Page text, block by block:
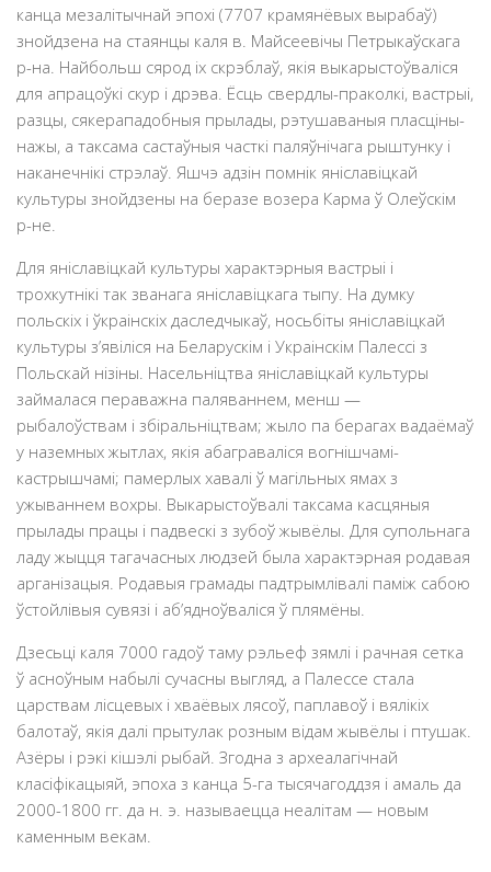
канца мезалітычнай эпохі (7707 крамянёвых вырабаў)
знойдзена на стаянцы каля в. Майсеевічы Петрыкаўскага
р-на. Найбольш сярод іх скрэблаў, якія выкарыстоўваліся
для апрацоўкі скур і дрэва. Ёсць свердлы-праколкі, вастрыі,
разцы, сякерападобныя прылады, рэтушаваныя пласціны-
нажы, а таксама састаўныя часткі паляўнічага рыштунку і
наканечнікі стрэлаў. Яшчэ адзін помнік яніславіцкай
культуры знойдзены на беразе возера Карма ў Олеўскім
р-не.
Для янiславiцкай культуры характэрныя вастрыi i
трохкутнiкi так званага янiславiцкага тыпу. На думку
польскiх i ўкраiнскiх даследчыкаў, носьбiты янiславiцкай
культуры з’явiлiся на Беларускiм i Украiнскiм Палессi з
Польскай нiзiны. Насельнiцтва янiславiцкай культуры
займалася пераважна паляваннем, менш —
рыбалоўствам i збiральнiцтвам; жыло па берагах вадаёмаў
у наземных жытлах, якiя абагравалiся вогнiшчамi-
кастрышчамi; памерлых хавалi ў магiльных ямах з
ужываннем вохры. Выкарыстоўвалi таксама касцяныя
прылады працы i падвескi з зубоў жывёлы. Для супольнага
ладу жыцця тагачасных людзей была характэрная родавая
арганізацыя. Родавыя грамады падтрымлівалі паміж сабою
ўстойлівыя сувязі і аб’ядноўваліся ў плямёны.
Дзесьцi каля 7000 гадоў таму рэльеф зямлi i рачная сетка
ў асноўным набылі сучасны выгляд, а Палессе стала
царствам лiсцевых i хваёвых лясоў, паплавоў і вялікіх
балотаў, якія далі прытулак розным відам жывёлы і птушак.
Азёры і рэкі кішэлі рыбай. Згодна з археалагiчнай
класiфiкацыяй, эпоха з канца 5-га тысячагоддзя i амаль да
2000-1800 гг. да н. э. называецца неалiтам — новым
каменным векам.